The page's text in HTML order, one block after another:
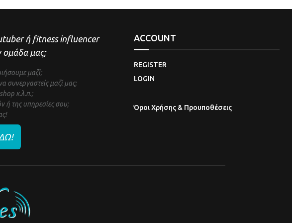
ή fitness influencer
ομάδα μας;
μαζί;
συνεργαστείς μαζί μας;
κ.λ.π.;
ή της υπηρεσίες σου;
ACCOUNT
REGISTER
LOGIN
Όροι Χρήσης & Προυποθέσεις